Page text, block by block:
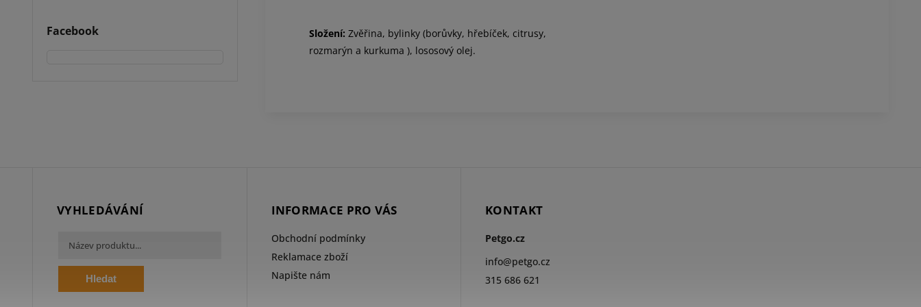
Facebook Složení: Zvěřina, bylinky (borůvky, hřebíček, citrusy,
rozmarýn a kurkuma ), lososový olej.
VYHLEDÁVÁNÍ
Hledat
INFORMACE PRO VÁS
Obchodní podmínky
Reklamace zboží
Napište nám
KONTAKT
Petgo.cz
info@petgo.cz
315 686 621